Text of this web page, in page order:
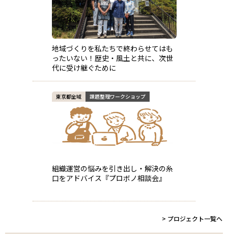
地域づくりを私たちで終わらせてはも
ったいない！歴史・風土と共に、次世
代に受け継ぐために
東京都全域 課題整理ワークショップ
組織運営の悩みを引き出し・解決の糸
口をアドバイス『プロボノ相談会』
> プロジェクト一覧へ